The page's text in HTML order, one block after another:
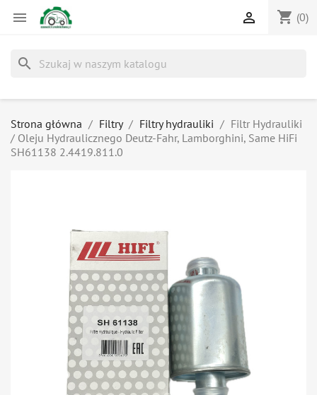
 shopping_cart (0)

search
Strona główna Filtry Filtry hydrauliki
Filtr Hydrauliki
/ Oleju Hydraulicznego Deutz-Fahr, Lamborghini, Same HiFi
SH61138 2.4419.811.0